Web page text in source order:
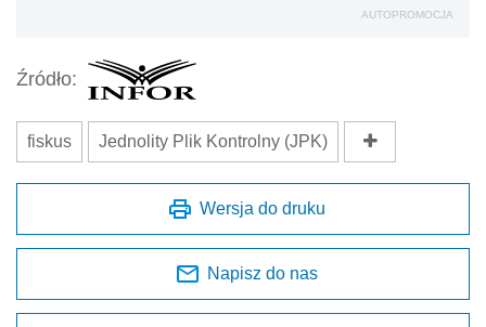
AUTOPROMOCJA
Źródło:
fiskus Jednolity Plik Kontrolny (JPK)
Wersja do druku
Napisz do nas